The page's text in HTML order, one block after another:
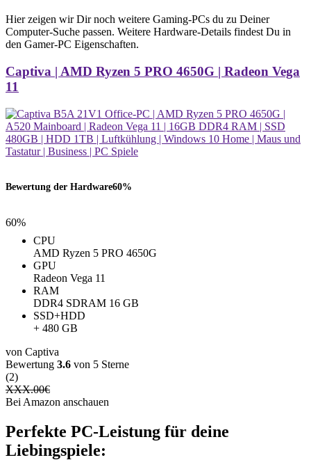
Hier zeigen wir Dir noch weitere Gaming-PCs du zu Deiner
Computer-Suche passen. Weitere Hardware-Details findest Du in
den Gamer-PC Eigenschaften.
Captiva | AMD Ryzen 5 PRO 4650G | Radeon Vega
11
Bewertung der Hardware60%
60%
CPU
AMD Ryzen 5 PRO 4650G
GPU
Radeon Vega 11
RAM
‎DDR4 SDRAM ‎16 GB
SSD+HDD
+ 480 GB
von Captiva
Bewertung 3.6 von 5 Sterne
(2)
XXX.00€
Bei Amazon anschauen
Perfekte PC-Leistung für deine
Liebingspiele: